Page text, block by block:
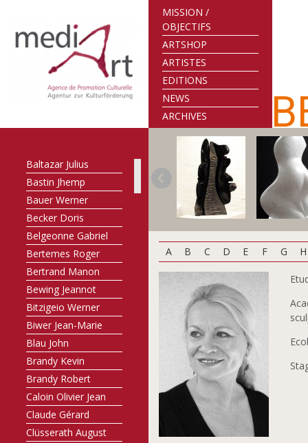
MISSION /
OBJECTIFS
ARTSHOP
ARTISTES
EDITIONS
NEWS
ARCHIVES
Baltazar Julius
Bastin Jhemp
Bauer Werner
Becker Doris
Belgeonne Gabriel
Bertemes Roger
Bertrand Manon
Bewing Jeannot
Bitzigeio Werner
Biwer Jean-Marie
Blau John
Brandy Kevin
Brandy Robert
Caloin Olivier Jean
Claude Gérard
Clüsserath August
A B C D E F G H